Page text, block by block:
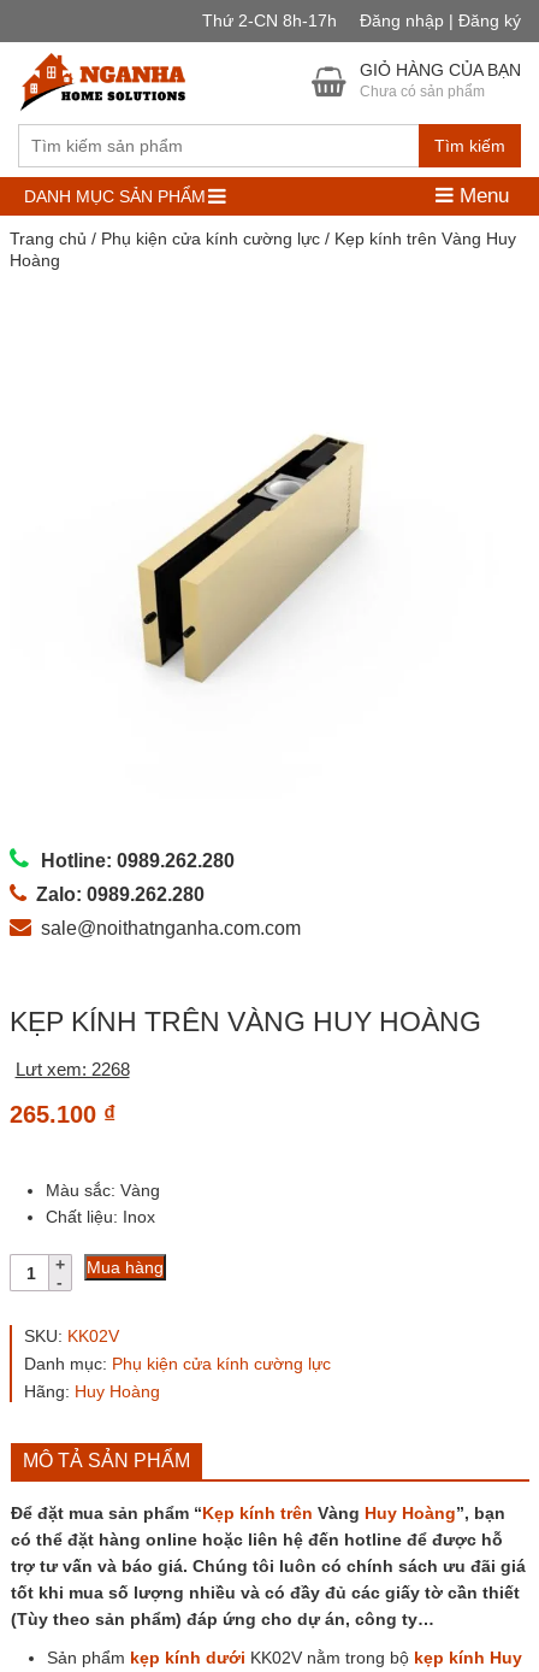
Thứ 2-CN 8h-17h Đăng nhập | Đăng ký
Tìm kiếm
GIỎ HÀNG CỦA BẠN
Chưa có sản phẩm
DANH MỤC SẢN PHẨM Menu
Trang chủ / Phụ kiện cửa kính cường lực/ Kẹp kính trên Vàng Huy
Hoàng
Hotline: 0989.262.280
Zalo: 0989.262.280
sale@noithatnganha.com.com
KẸP KÍNH TRÊN VÀNG HUY HOÀNG
Lưt xem: 2268
265.100 ₫
Màu sắc: Vàng
Chất liệu: Inox
Kẹp
kính
Vàng
Hoàng
số
Mua hàng
SKU: KK02V
Danh mục: Phụ kiện cửa kính cường lực
Hãng: Huy Hoàng
MÔ TẢ SẢN PHẨM
Để đặt mua sản phẩm “Kẹp kính trên Vàng Huy Hoàng”, bạn
có thể đặt hàng online hoặc liên hệ đến hotline để được hỗ
trợ tư vấn và báo giá. Chúng tôi luôn có chính sách ưu đãi giá
tốt khi mua số lượng nhiều và có đầy đủ các giấy tờ cần thiết
(Tùy theo sản phẩm) đáp ứng cho dự án, công ty…
Sản phẩm kẹp kính dưới KK02V nằm trong bộ kẹp kính Huy